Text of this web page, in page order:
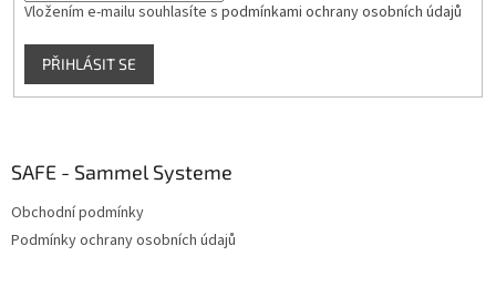
Vložením e-mailu souhlasíte s podmínkami ochrany osobních údajů
PŘIHLÁSIT SE
SAFE - Sammel Systeme
Obchodní podmínky
Podmínky ochrany osobních údajů